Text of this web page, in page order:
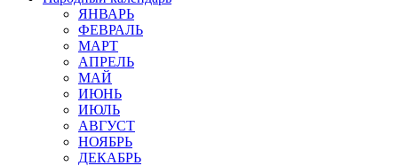
ЯНВАРЬ
ФЕВРАЛЬ
МАРТ
АПРЕЛЬ
МАЙ
ИЮНЬ
ИЮЛЬ
АВГУСТ
НОЯБРЬ
ДЕКАБРЬ